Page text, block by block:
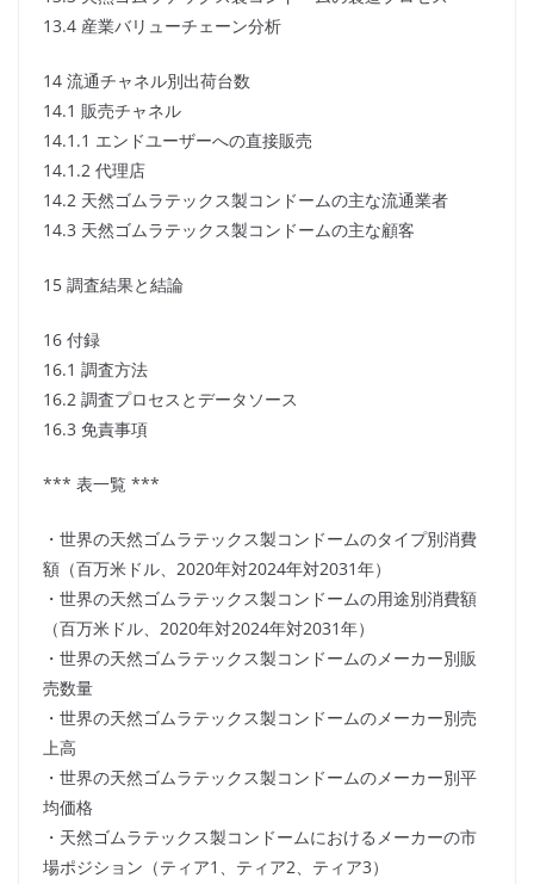
13.4 産業バリューチェーン分析
14 流通チャネル別出荷台数
14.1 販売チャネル
14.1.1 エンドユーザーへの直接販売
14.1.2 代理店
14.2 天然ゴムラテックス製コンドームの主な流通業者
14.3 天然ゴムラテックス製コンドームの主な顧客
15 調査結果と結論
16 付録
16.1 調査方法
16.2 調査プロセスとデータソース
16.3 免責事項
*** 表一覧 ***
・世界の天然ゴムラテックス製コンドームのタイプ別消費
額（百万米ドル、2020年対2024年対2031年）
・世界の天然ゴムラテックス製コンドームの用途別消費額
（百万米ドル、2020年対2024年対2031年）
・世界の天然ゴムラテックス製コンドームのメーカー別販
売数量
・世界の天然ゴムラテックス製コンドームのメーカー別売
上高
・世界の天然ゴムラテックス製コンドームのメーカー別平
均価格
・天然ゴムラテックス製コンドームにおけるメーカーの市
場ポジション（ティア1、ティア2、ティア3）